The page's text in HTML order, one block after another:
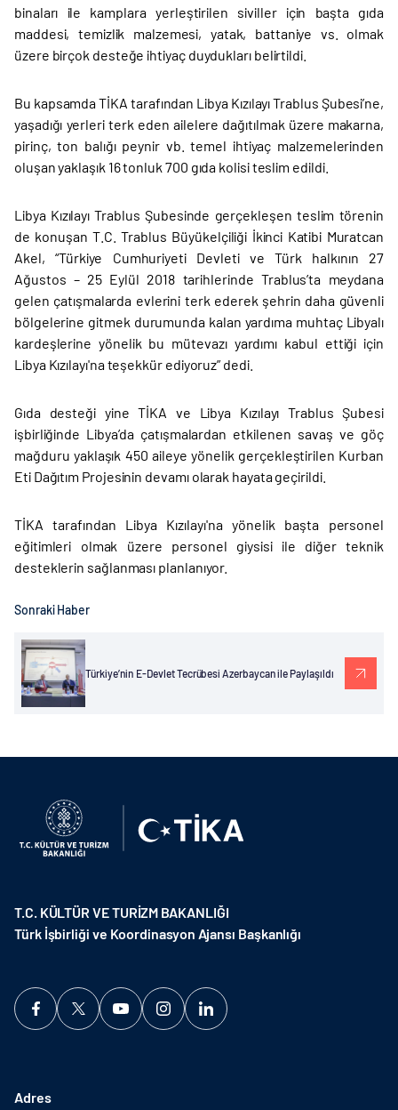
binaları ile kamplara yerleştirilen siviller için başta gıda
maddesi, temizlik malzemesi, yatak, battaniye vs. olmak
üzere birçok desteğe ihtiyaç duydukları belirtildi.
Bu kapsamda TİKA tarafından Libya Kızılayı Trablus Şubesi’ne,
yaşadığı yerleri terk eden ailelere dağıtılmak üzere makarna,
pirinç, ton balığı peynir vb. temel ihtiyaç malzemelerinden
oluşan yaklaşık 16 tonluk 700 gıda kolisi teslim edildi.
Libya Kızılayı Trablus Şubesinde gerçekleşen teslim törenin
de konuşan T.C. Trablus Büyükelçiliği İkinci Katibi Muratcan
Akel, “Türkiye Cumhuriyeti Devleti ve Türk halkının 27
Ağustos – 25 Eylül 2018 tarihlerinde Trablus’ta meydana
gelen çatışmalarda evlerini terk ederek şehrin daha güvenli
bölgelerine gitmek durumunda kalan yardıma muhtaç Libyalı
kardeşlerine yönelik bu mütevazı yardımı kabul ettiği için
Libya Kızılayı'na teşekkür ediyoruz” dedi.
Gıda desteği yine TİKA ve Libya Kızılayı Trablus Şubesi
işbirliğinde Libya’da çatışmalardan etkilenen savaş ve göç
mağduru yaklaşık 450 aileye yönelik gerçekleştirilen Kurban
Eti Dağıtım Projesinin devamı olarak hayata geçirildi.
TİKA tarafından Libya Kızılayı'na yönelik başta personel
eğitimleri olmak üzere personel giysisi ile diğer teknik
desteklerin sağlanması planlanıyor.
Sonraki Haber
Türkiye’nin E-Devlet Tecrübesi Azerbaycan ile Paylaşıldı
T.C. KÜLTÜR VE TURİZM BAKANLIĞI
Türk İşbirliği ve Koordinasyon Ajansı Başkanlığı
Adres